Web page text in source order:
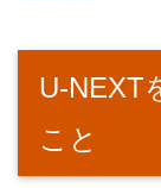
U-NEXT
こと